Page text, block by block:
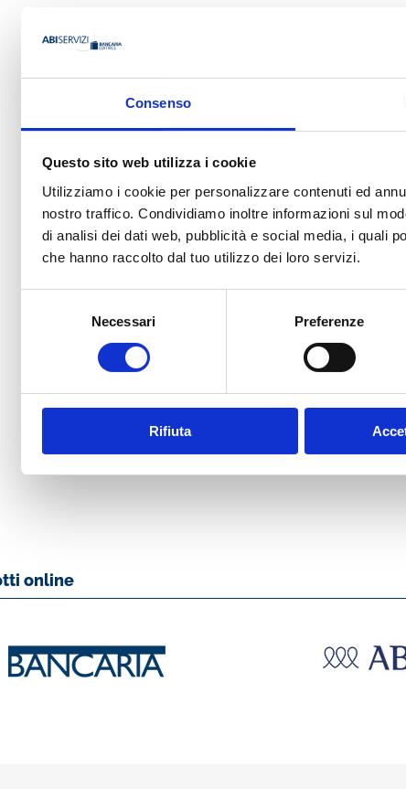
Consenso
Questo sito web utilizza i cookie
Utilizziamo i cookie per personalizzare contenuti ed
nostro traffico. Condividiamo inoltre informazioni sul
di analisi dei dati web, pubblicità e social media, i quali
che hanno raccolto dal tuo utilizzo dei loro servizi.
Necessari Preferenze
Rifiuta
Organizzazione
Salesforce
Ha pubblicato con noi
MOSTRA
online